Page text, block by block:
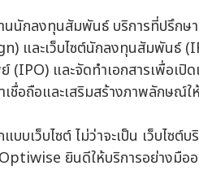
นักลงทุนสัมพันธ์ บริการที่ปรึกษา
และเว็บไซต์นักลงทุนสัมพันธ์
(IPO) และจัดทำเอกสารเพื่อเ
ชื่อถือและเสริมสร้างภาพลักษณ์
บเว็บไซต์ ไม่ว่าจะเป็น เว็บไซต์
ยินดีให้บริการอย่างมือ